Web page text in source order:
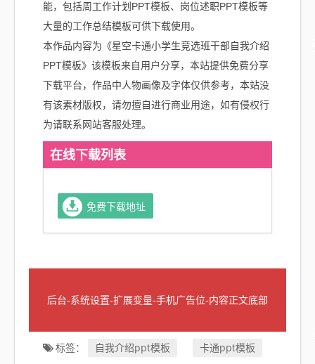
能，包括周工作计划PPT模板、岗位述职PPT模板等
大量的工作总结模板可供下载使用。
本作品内容为《星空卡通小学生竞选班干部自我介绍
PPT模板》该模板来自用户分享，本站提供免费分享
下载平台，作品中人物画像及字体仅供参考，本站没
有该素材版权，请勿擅自进行商业用途，如有侵权行
为请联系网站客服处理。
在线下载列表
免费下载地址
后台-系统设置-扩展变量-手机广告位-内容正文底部
标签： 自我介绍ppt模板
卡通ppt模板